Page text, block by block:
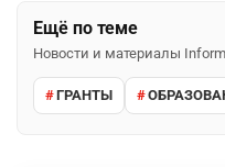
Ещё по теме
Новости и материалы
ГРАНТЫ